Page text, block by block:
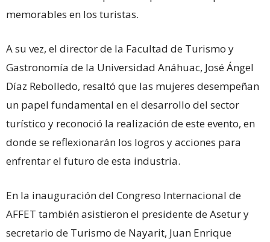
memorables en los turistas.
A su vez, el director de la Facultad de Turismo y
Gastronomía de la Universidad Anáhuac, José Ángel
Díaz Rebolledo, resaltó que las mujeres desempeñan
un papel fundamental en el desarrollo del sector
turístico y reconoció la realización de este evento, en
donde se reflexionarán los logros y acciones para
enfrentar el futuro de esta industria.
En la inauguración del Congreso Internacional de
AFFET también asistieron el presidente de Asetur y
secretario de Turismo de Nayarit, Juan Enrique